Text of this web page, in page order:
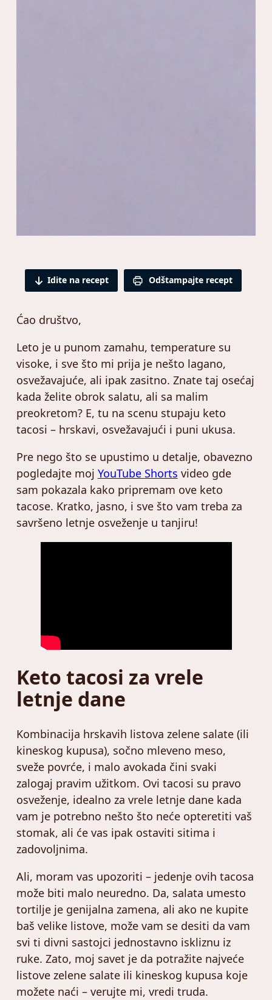
Idite na recept Odštampajte recept
Ćao društvo,
Leto je u punom zamahu, temperature su
visoke, i sve što mi prija je nešto lagano,
osvežavajuće, ali ipak zasitno. Znate taj osećaj
kada želite obrok salatu, ali sa malim
preokretom? E, tu na scenu stupaju keto
tacosi – hrskavi, osvežavajući i puni ukusa.
Pre nego što se upustimo u detalje, obavezno
pogledajte moj YouTube Shorts video gde
sam pokazala kako pripremam ove keto
tacose. Kratko, jasno, i sve što vam treba za
savršeno letnje osveženje u tanjiru!
Keto tacosi za vrele
letnje dane
Kombinacija hrskavih listova zelene salate (ili
kineskog kupusa), sočno mleveno meso,
sveže povrće, i malo avokada čini svaki
zalogaj pravim užitkom. Ovi tacosi su pravo
osveženje, idealno za vrele letnje dane kada
vam je potrebno nešto što neće opteretiti vaš
stomak, ali će vas ipak ostaviti sitima i
zadovoljnima.
Ali, moram vas upozoriti – jedenje ovih tacosa
može biti malo neuredno. Da, salata umesto
tortilje je genijalna zamena, ali ako ne kupite
baš velike listove, može vam se desiti da vam
svi ti divni sastojci jednostavno iskliznu iz
ruke. Zato, moj savet je da potražite najveće
listove zelene salate ili kineskog kupusa koje
možete naći – verujte mi, vredi truda.